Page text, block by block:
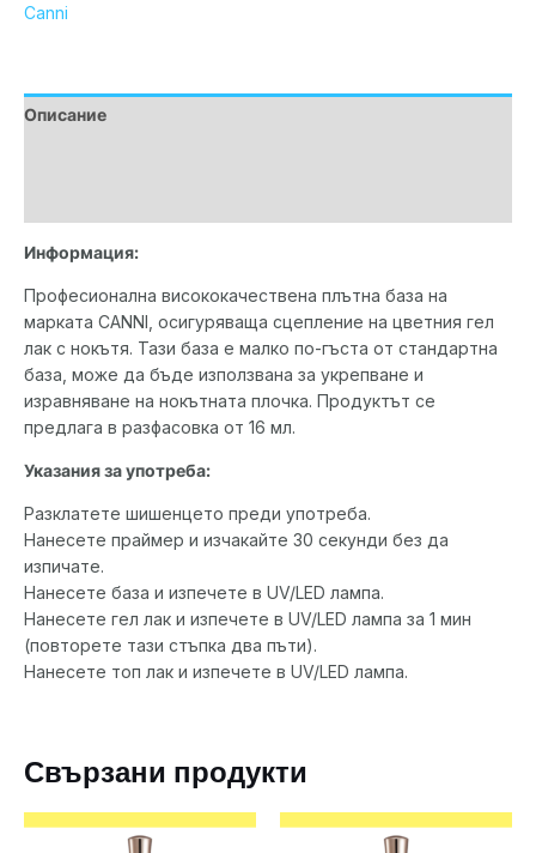
Canni
Описание
Информация:
Професионална висококачествена плътна база на
марката CANNI, осигуряваща сцепление на цветния гел
лак с нокътя. Тази база е малко по-гъста от стандартна
база, може да бъде използвана за укрепване и
изравняване на нокътната плочка. Продуктът се
предлага в разфасовка от 16 мл.
Указания за употреба:
Разклатете шишенцето преди употреба.
Нанесете праймер и изчакайте 30 секунди без да
изпичате.
Нанесете база и изпечете в UV/LED лампа.
Нанесете гел лак и изпечете в UV/LED лампа за 1 мин
(повторете тази стъпка два пъти).
Нанесете топ лак и изпечете в UV/LED лампa.
Свързани продукти